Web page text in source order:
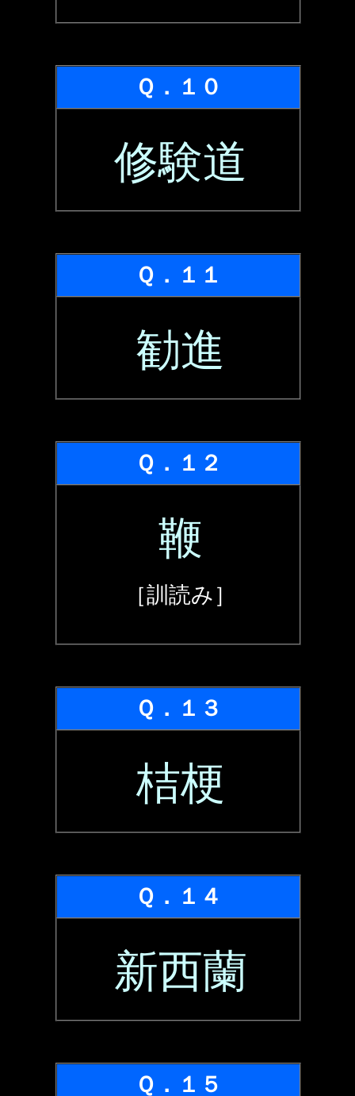
Ｑ．１０
修験道
Ｑ．１１
勧進
Ｑ．１２
鞭
［訓読み］
Ｑ．１３
桔梗
Ｑ．１４
新西蘭
Ｑ．１５